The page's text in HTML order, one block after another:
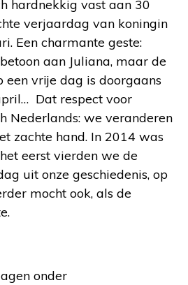
hardnekkig vast aan 30
verjaardag van koningin
Een charmante geste:
aan Juliana, maar de
een vrije dag is doorgaans
Dat respect voor
Nederlands: we veranderen
zachte hand. In 2014 was
eerst vierden we de
uit onze geschiedenis, op
mocht ook, als de
onder